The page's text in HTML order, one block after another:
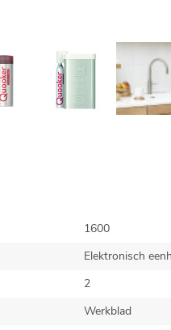
1600
Elektronisch
2
Werkblad